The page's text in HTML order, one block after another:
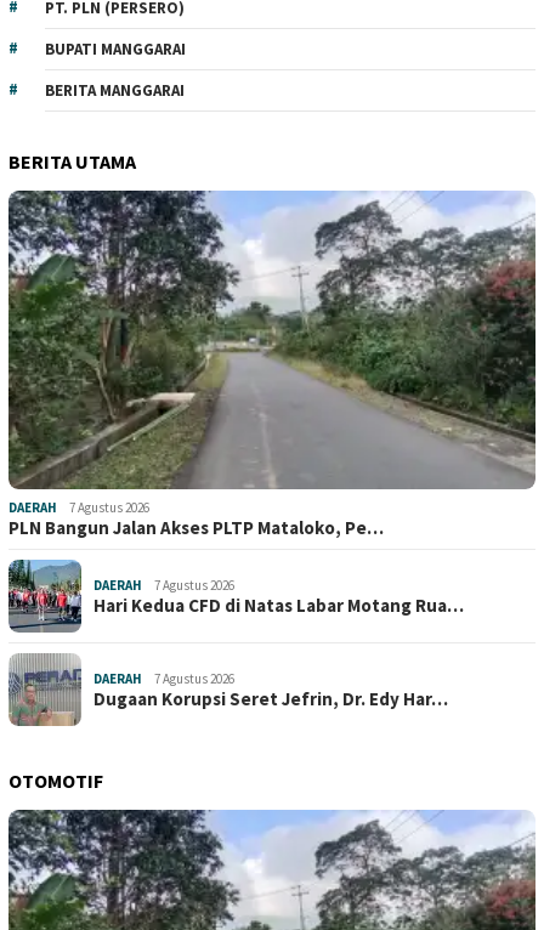
PT. PLN (PERSERO)
BUPATI MANGGARAI
BERITA MANGGARAI
BERITA UTAMA
DAERAH 7 Agustus 2026
PLN Bangun Jalan Akses PLTP Mataloko, Pe…
DAERAH 7 Agustus 2026
Hari Kedua CFD di Natas Labar Motang Rua…
DAERAH 7 Agustus 2026
Dugaan Korupsi Seret Jefrin, Dr. Edy Har…
OTOMOTIF